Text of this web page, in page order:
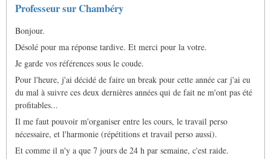
In
risposta
Des
di
Professeur sur Chambéry
Bonjour.
Désolé pour ma réponse tardive. Et merci pour la votre.
Je garde vos références sous le coude.
Pour l'heure, j'ai décidé de faire un break pour cette année car j'ai eu
du mal à suivre ces deux dernières années qui de fait ne m'ont pas été
profitables...
Il me faut pouvoir m'organiser entre les cours, le travail perso
nécessaire, et l'harmonie (répétitions et travail perso aussi).
Et comme il n'y a que 7 jours de 24 h par semaine, c'est raide.